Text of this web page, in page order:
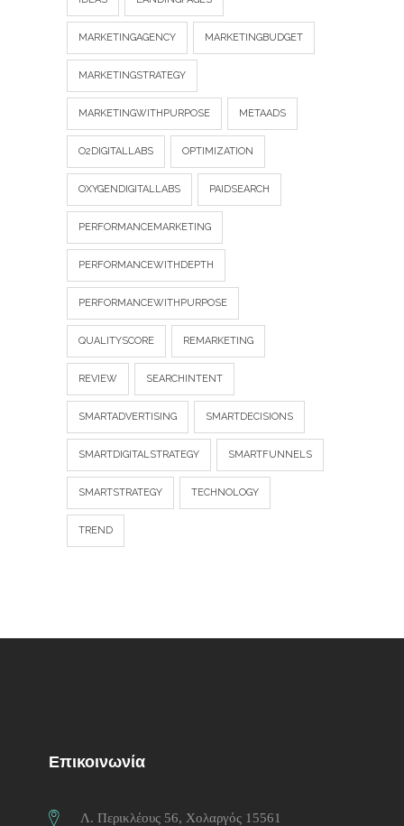
MARKETINGAGENCY MARKETINGBUDGET
MARKETINGSTRATEGY
MARKETINGWITHPURPOSE METAADS
O2DIGITALLABS OPTIMIZATION
OXYGENDIGITALLABS PAIDSEARCH
PERFORMANCEMARKETING
PERFORMANCEWITHDEPTH
PERFORMANCEWITHPURPOSE
QUALITYSCORE REMARKETING
REVIEW SEARCHINTENT
SMARTADVERTISING SMARTDECISIONS
SMARTDIGITALSTRATEGY SMARTFUNNELS
SMARTSTRATEGY TECHNOLOGY
TREND
Επικοινωνία
Λ. Περικλέους 56, Χολαργός 15561